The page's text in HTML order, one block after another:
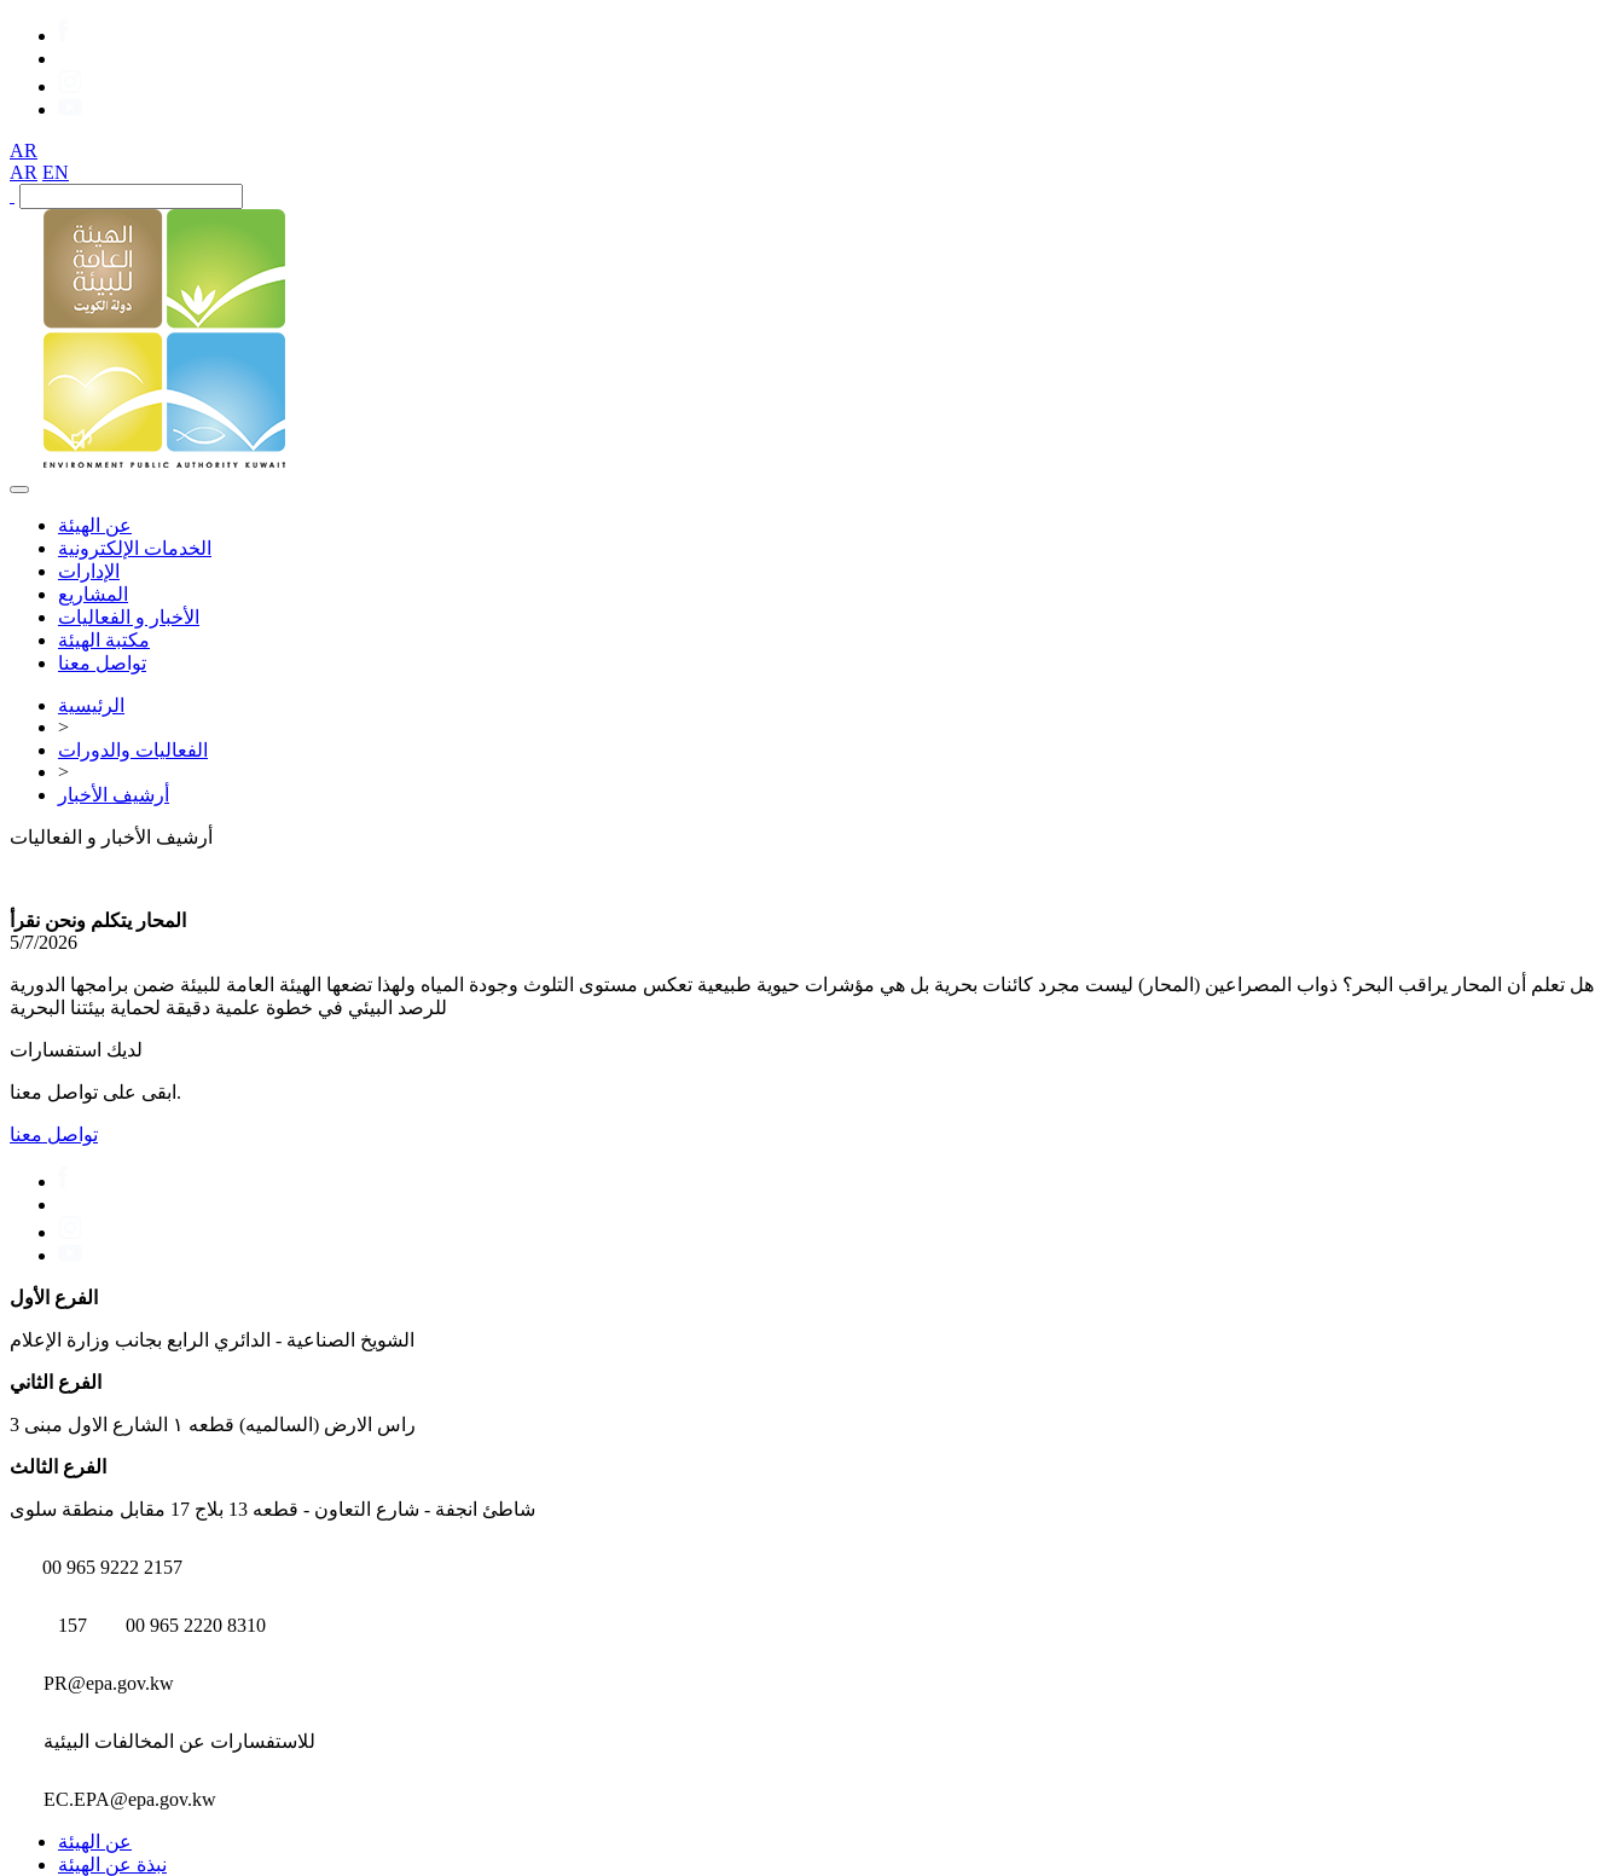
AR
AR EN
عن الهيئة
الخدمات الإلكترونية
الإدارات
المشاريع
الأخبار و الفعاليات
مكتبة الهيئة
تواصل معنا
الرئيسية
>
الفعاليات والدورات
>
أرشيف الأخبار
أرشيف الأخبار و الفعاليات
المحار يتكلم ونحن نقرأ
5/7/2026
هل تعلم أن المحار يراقب البحر؟ ذواب المصراعين (المحار) ليست مجرد كائنات بحرية بل هي مؤشرات حيوية طبيعية تعكس مستوى التلوث وجودة المياه ولهذا تضعها الهيئة العامة للبيئة ضمن برامجها الدورية
للرصد البيئي في خطوة علمية دقيقة لحماية بيئتنا البحرية
لديك استفسارات
ابقى على تواصل معنا.
تواصل معنا
الفرع الأول
الشويخ الصناعية - الدائري الرابع بجانب وزارة الإعلام
الفرع الثاني
راس الارض (السالميه) قطعه ١ الشارع الاول مبنى 3
الفرع الثالث
شاطئ انجفة - شارع التعاون - قطعه 13 بلاج 17 مقابل منطقة سلوى
00 965 9222 2157
157 00 965 2220 8310
PR@epa.gov.kw
للاستفسارات عن المخالفات البيئية
EC.EPA@epa.gov.kw
عن الهيئة
نبذة عن الهيئة